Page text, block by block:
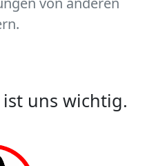
uns wichtig.